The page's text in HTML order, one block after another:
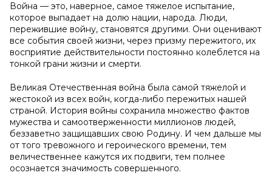
Война — это, наверное, самое тяжелое испытание,
которое выпадает на долю нации, народа. Люди,
пережившие войну, становятся другими. Они оценивают
все события своей жизни, через призму пережитого, их
восприятие действительности постоянно колеблется на
тонкой грани жизни и смерти.
Великая Отечественная война была самой тяжелой и
жестокой из всех войн, когда-либо пережитых нашей
страной. История войны сохранила множество фактов
мужества и самоотверженности миллионов людей,
беззаветно защищавших свою Родину. И чем дальше мы
от того тревожного и героического времени, тем
величественнее кажутся их подвиги, тем полнее
осознается значимость совершенного.